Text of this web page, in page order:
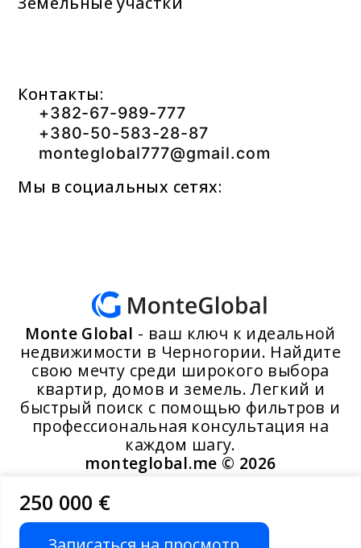
250 000 €
Контакты:
+382-67-989-777
+380-50-583-28-87
monteglobal777@gmail.com
Мы в социальных сетях:
Monte Global - ваш ключ к идеальной
недвижимости в Черногории. Найдите
свою мечту среди широкого выбора
квартир, домов и земель. Легкий и
быстрый поиск с помощью фильтров и
профессиональная консультация на
каждом шагу.
monteglobal.me © 2026
Разработано MoosYo LLC